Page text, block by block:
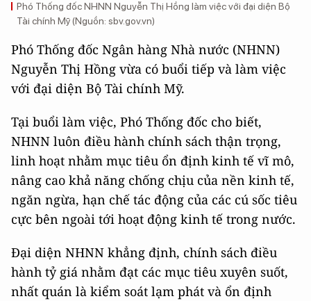
Phó Thống đốc NHNN Nguyễn Thị Hồng làm việc với đại diện Bộ
Tài chính Mỹ (Nguồn: sbv.gov.vn)
Phó Thống đốc Ngân hàng Nhà nước (NHNN)
Nguyễn Thị Hồng vừa có buổi tiếp và làm việc
với đại diện Bộ Tài chính Mỹ.
Tại buổi làm việc, Phó Thống đốc cho biết,
NHNN luôn điều hành chính sách thận trọng,
linh hoạt nhằm mục tiêu ổn định kinh tế vĩ mô,
nâng cao khả năng chống chịu của nền kinh tế,
ngăn ngừa, hạn chế tác động của các cú sốc tiêu
cực bên ngoài tới hoạt động kinh tế trong nước.
Đại diện NHNN khẳng định, chính sách điều
hành tỷ giá nhằm đạt các mục tiêu xuyên suốt,
nhất quán là kiểm soát lạm phát và ổn định